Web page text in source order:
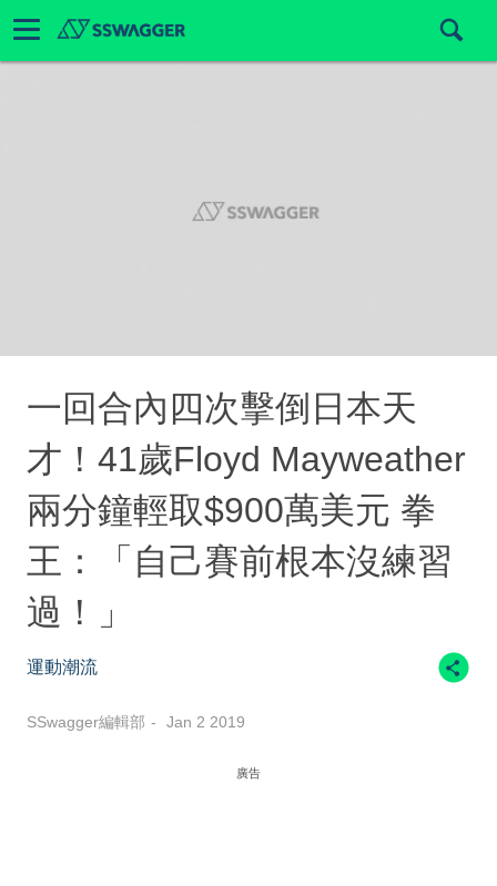
一回合內四次擊倒日本天
才！41歲Floyd Mayweather
兩分鐘輕取$900萬美元 拳
王：「自己賽前根本沒練習
過！」
運動潮流
SSwagger編輯部 Jan 2 2019
廣告